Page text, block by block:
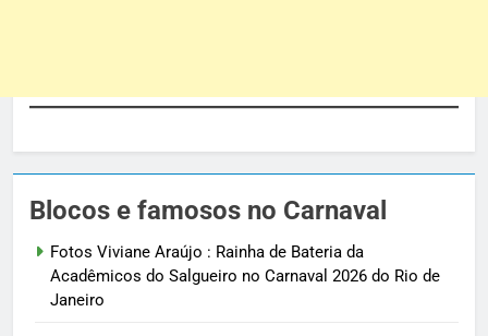
Blocos e famosos no Carnaval
Fotos Viviane Araújo : Rainha de Bateria da
Acadêmicos do Salgueiro no Carnaval 2026 do Rio de
Janeiro